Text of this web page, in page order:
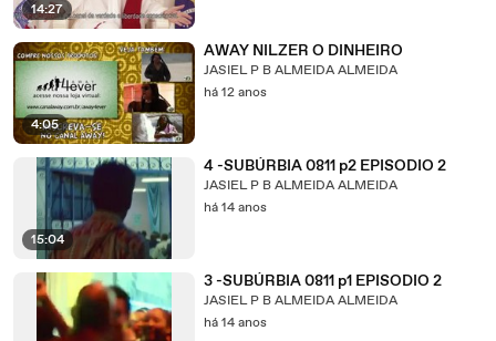
14:27
4:05
AWAY NILZER O DINHEIRO
JASIEL P B ALMEIDA ALMEIDA
há 12 anos
15:04
4 -SUBÚRBIA 0811 p2 EPISODIO 2
JASIEL P B ALMEIDA ALMEIDA
há 14 anos
3 -SUBÚRBIA 0811 p1 EPISODIO 2
JASIEL P B ALMEIDA ALMEIDA
há 14 anos